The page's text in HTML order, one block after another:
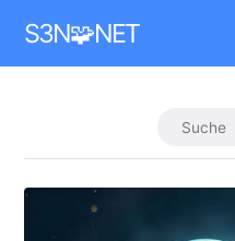
S3N🧩NET